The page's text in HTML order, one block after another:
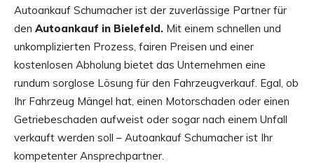
Autoankauf Schumacher ist der zuverlässige Partner für
den Autoankauf in Bielefeld. Mit einem schnellen und
unkomplizierten Prozess, fairen Preisen und einer
kostenlosen Abholung bietet das Unternehmen eine
rundum sorglose Lösung für den Fahrzeugverkauf. Egal, ob
Ihr Fahrzeug Mängel hat, einen Motorschaden oder einen
Getriebeschaden aufweist oder sogar nach einem Unfall
verkauft werden soll – Autoankauf Schumacher ist Ihr
kompetenter Ansprechpartner.